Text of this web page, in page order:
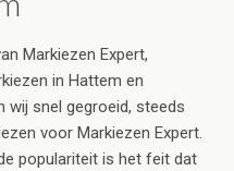
Markiezen Expert,
in Hattem en
wij snel gegroeid, steeds
voor Markiezen Expert.
populariteit is het feit dat